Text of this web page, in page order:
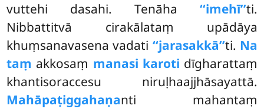
vuttehi dasahi. Tenāha ‘‘imehī’’ti.
Nibbattitvā cirakālataṃ upādāya
khuṃsanavasena vadati ‘‘jarasakkā’’ti. Na
taṃ akkosaṃ manasi karoti dīgharattaṃ
khantisoraccesu niruḷhaajjhāsayattā.
Mahāpaṭiggahaṇanti mahantaṃ